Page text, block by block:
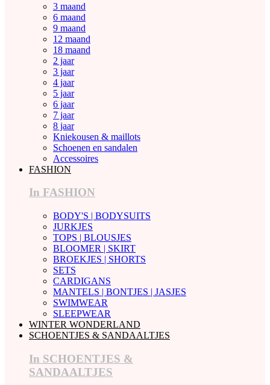
3 maand
6 maand
9 maand
12 maand
18 maand
2 jaar
3 jaar
4 jaar
5 jaar
6 jaar
7 jaar
8 jaar
Kniekousen & maillots
Schoenen en sandalen
Accessoires
FASHION
In FASHION
BODY'S | BODYSUITS
JURKJES
TOPS | BLOUSJES
BLOOMER | SKIRT
BROEKJES | SHORTS
SETS
CARDIGANS
MANTELS | BONTJES | JASJES
SWIMWEAR
SLEEPWEAR
WINTER WONDERLAND
SCHOENTJES & SANDAALTJES
In SCHOENTJES &
SANDAALTJES